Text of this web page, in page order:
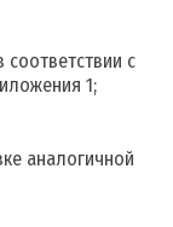
соответствии с
1;
аналогичной